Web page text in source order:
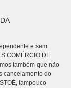
e sem
COMÉRCIO DE
também que não
cancelamento do
tampouco